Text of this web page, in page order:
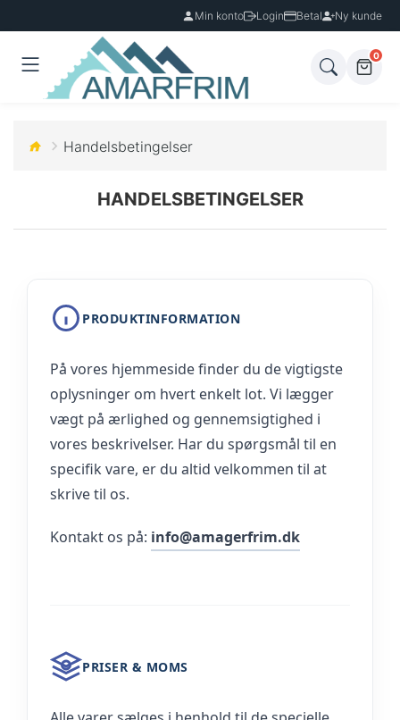
Min konto Login Betal Ny kunde
0
Handelsbetingelser
HANDELSBETINGELSER
PRODUKTINFORMATION
På vores hjemmeside finder du de vigtigste
oplysninger om hvert enkelt lot. Vi lægger
vægt på ærlighed og gennemsigtighed i
vores beskrivelser. Har du spørgsmål til en
specifik vare, er du altid velkommen til at
skrive til os.
Kontakt os på: info@amagerfrim.dk
PRISER & MOMS